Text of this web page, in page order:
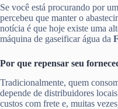
Se você está procurando por
percebeu que manter o
notícia é que hoje existe uma
máquina de gaseificar água da
Por que repensar seu
Tradicionalmente, quem
depende de distribuidores
custos com frete e, muitas